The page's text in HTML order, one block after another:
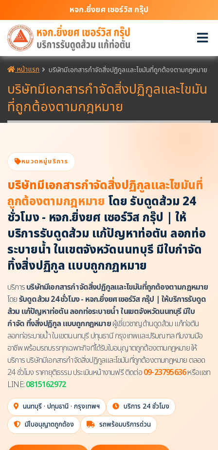
หจก.ยิ่งยศ เซอร์วิส กรุ๊ป
หน้าแรก บริษัทมีเอกสารกำจัดสิ่งปฏิกูลและไขมันที่ถูกต้องตามกฎหมาย
บริษัทมีเอกสารกำจัดสิ่งปฏิกูลและไขมัน
ที่ถูกต้องตามกฎหมาย
หมวดหมู่บริการ
บริษัทมีเอกสารกำจัดสิ่งปฏิกูลและไขมันที่
ถูกต้องตามกฎหมาย โดย รับดูดส้วม 24
ชั่วโมง - หจก.ยิ่งยศ เซอร์วิส กรุ๊ป | ให้
บริการรับดูดส้วม แก้ปัญหาท่อตัน ลอกท่อ
ระบายน้ำ ในเขตจังหวัดนนทบุรี มีใบกำจัด
ทิ้งสิ่งปฏิกูล แบบถูกกฏหมาย
บริการบริษัทมีเอกสารกำจัดสิ่งปฏิกูลและไขมันที่ถูกต้องตามกฎหมาย
โดยรับดูดส้วม 24 ชั่วโมง - หจก.ยิ่งยศ เซอร์วิส กรุ๊ป | ให้บริการรับดูด
ส้วม แก้ปัญหาท่อตัน ลอกท่อระบายน้ำ ในเขตจังหวัดนนทบุรี มีใบ
กำจัด ทิ้งสิ่งปฏิกูล แบบถูกกฏหมายผู้เชี่ยวชาญด้านดูดส้วม แก้ท่อตัน
ลอกท่อระบายน้ำ ในเขตนนทบุรี ปทุมธานี กรุงเทพและปริมณฑล ทีมงานมือ
อาชีพ พร้อมรถบรรทุกเฉพาะกิจที่ได้รับใบอนุญาตถูกต้องตามกฎหมาย ให้
บริการ บริษัทมีเอกสารกำจัดสิ่งปฏิกูลและไขมันที่ถูกต้องตามกฎหมาย ตลอด
24 ชั่วโมง ราคายุติธรรม ประเมินหน้างานฟรี ติดต่อ09-23795636หรือแชท
LINE:0815162972
นนทบุรี · ปทุมธานี · กรุงเทพฯ
บริการ 24 ชั่วโมง
มีใบอนุญาตถูกต้อง
รถพร้อมบริการด่วน